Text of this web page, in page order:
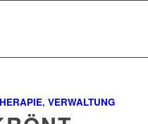
, VERWALTUNG